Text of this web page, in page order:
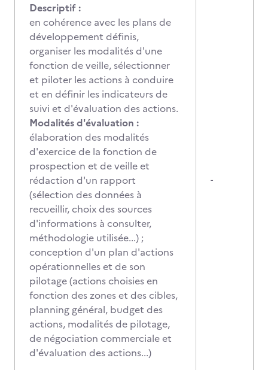
Descriptif :
en cohérence avec les plans de
développement définis,
organiser les modalités d'une
fonction de veille, sélectionner
et piloter les actions à conduire
et en définir les indicateurs de
suivi et d'évaluation des actions.
Modalités d'évaluation :
élaboration des modalités
d'exercice de la fonction de
prospection et de veille et
rédaction d'un rapport
(sélection des données à
recueillir, choix des sources
d'informations à consulter,
méthodologie utilisée...) ;
conception d'un plan d'actions
opérationnelles et de son
pilotage (actions choisies en
fonction des zones et des cibles,
planning général, budget des
actions, modalités de pilotage,
de négociation commerciale et
d'évaluation des actions...)
-